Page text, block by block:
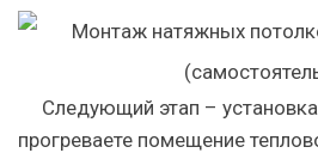
Следующий этап –
прогреваете помещение